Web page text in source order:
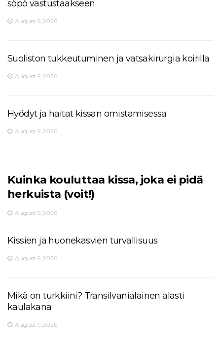
söpö vastustaakseen
August 9,2026
Suoliston tukkeutuminen ja vatsakirurgia koirilla
August 9,2026
Hyödyt ja haitat kissan omistamisessa
August 9,2026
Kuinka kouluttaa kissa, joka ei pidä
herkuista (voit!)
August 9,2026
Kissien ja huonekasvien turvallisuus
August 9,2026
Mikä on turkkiini? Transilvanialainen alasti
kaulakana
August 9,2026